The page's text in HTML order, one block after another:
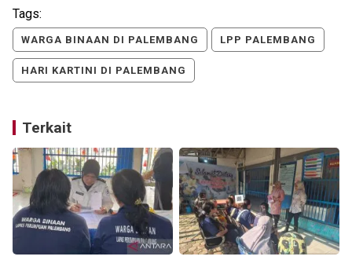
Tags:
WARGA BINAAN DI PALEMBANG LPP PALEMBANG
HARI KARTINI DI PALEMBANG
Terkait